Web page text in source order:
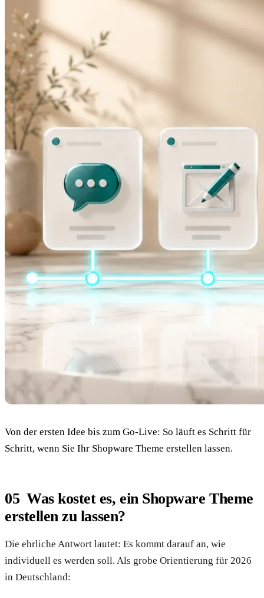
Von der ersten Idee bis zum Go-Live: So läuft es Schritt für
Schritt, wenn Sie Ihr Shopware Theme erstellen lassen.
Was kostet es, ein Shopware Theme
erstellen zu lassen?
Die ehrliche Antwort lautet: Es kommt darauf an, wie
individuell es werden soll. Als grobe Orientierung für 2026
in Deutschland: